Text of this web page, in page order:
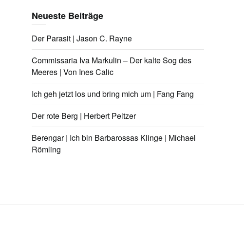
Neueste Beiträge
Der Parasit | Jason C. Rayne
Commissaria Iva Markulin – Der kalte Sog des
Meeres | Von Ines Calic
Ich geh jetzt los und bring mich um | Fang Fang
Der rote Berg | Herbert Peltzer
Berengar | Ich bin Barbarossas Klinge | Michael
Römling